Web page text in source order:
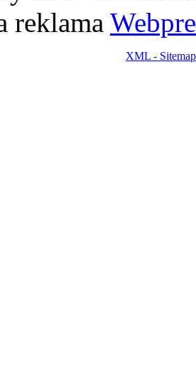
reklama
XML - Sitemap